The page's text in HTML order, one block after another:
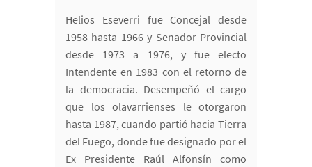
Helios Eseverri fue Concejal desde
1958 hasta 1966 y Senador Provincial
desde 1973 a 1976, y fue electo
Intendente en 1983 con el retorno de
la democracia. Desempeñó el cargo
que los olavarrienses le otorgaron
hasta 1987, cuando partió hacia Tierra
del Fuego, donde fue designado por el
Ex Presidente Raúl Alfonsín como